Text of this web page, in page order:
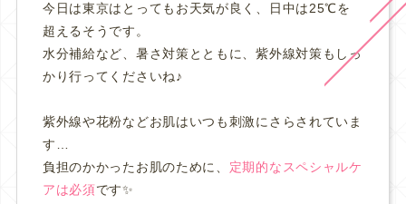
今日は東京はとってもお天気が良く、日中は25℃を
超えるそうです。
水分補給など、暑さ対策とともに、紫外線対策もしっ
かり行ってくださいね♪
紫外線や花粉などお肌はいつも刺激にさらされていま
す…
負担のかかったお肌のために、 定期的なスペシャルケ
アは必須です✨